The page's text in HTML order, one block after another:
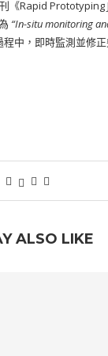
《Rapid
“In-situ monitoring
中，即時監測並修
ALSO LIKE